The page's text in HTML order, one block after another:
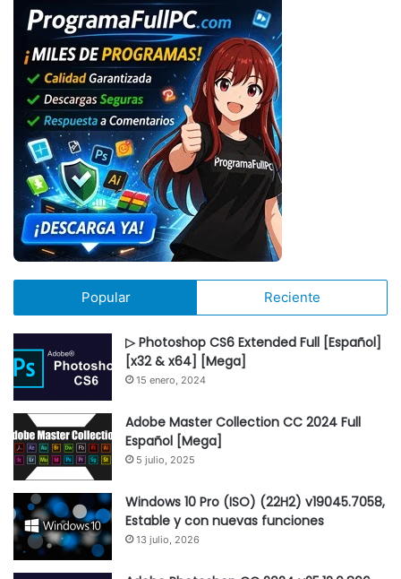
Popular Reciente
▷ Photoshop CS6 Extended Full [Español]
[x32 & x64] [Mega]
15 enero, 2024
Adobe Master Collection CC 2024 Full
Español [Mega]
5 julio, 2025
Windows 10 Pro (ISO) (22H2) v19045.7058,
Estable y con nuevas funciones
13 julio, 2026